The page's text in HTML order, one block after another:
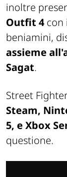
inoltre
Outfit 4con
beniamini,
assieme
Sagat.
Street
Steam,
5, e Xbox
questione.